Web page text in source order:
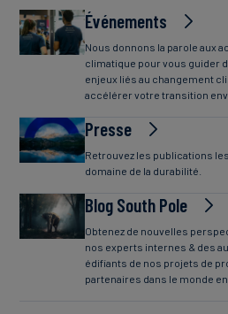
Événements
Nous donnons la parole aux
climatique pour vous guider
enjeux liés au changement
accélérer votre transition
Presse
Retrouvez les publications
domaine de la durabilité.
Blog South Pole
Obtenez de nouvelles
nos experts internes & des
édifiants de nos projets de
partenaires dans le monde